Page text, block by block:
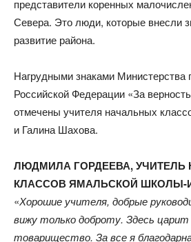
представители коренных
Севера. Это люди, которые внесли
развитие района.
Нагрудными знаками Министерства
Российской Федерации «За
отмечены учителя начальных
и Галина Шахова.
ЛЮДМИЛА ГОРДЕЕВА,
КЛАССОВ ЯМАЛЬСКОЙ ШКОЛЫ-
«Хорошие учителя, добрые
вижу только доброту. Здесь
товарищество. За все я